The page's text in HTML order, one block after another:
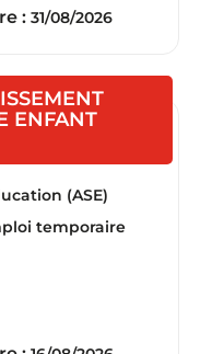
: 31/08/2026
ENFANT
(ASE)
temporaire